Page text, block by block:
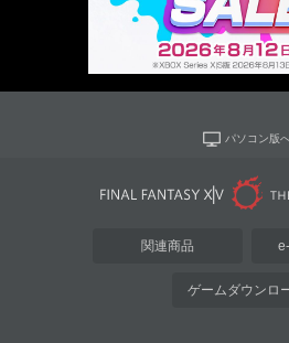
パソコン版
関連商品
ゲームダウンロ